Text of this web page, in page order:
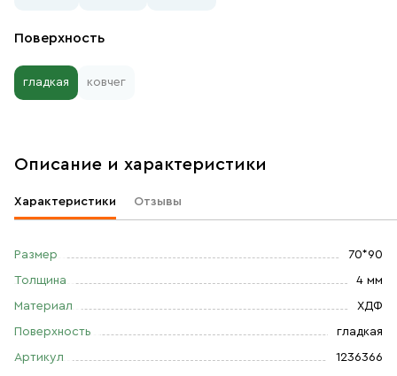
Поверхность
гладкая ковчег
Описание и характеристики
Характеристики Отзывы
Размер 70*90
Толщина 4 мм
Материал ХДФ
Поверхность гладкая
Артикул 1236366